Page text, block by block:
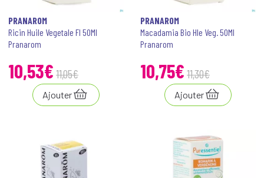
PRANAROM
Ricin Huile Vegetale Fl 50Ml
Pranarom
10,53€ 11,05€
Ajouter
PRANAROM
Macadamia Bio Hle Veg. 50Ml
Pranarom
10,75€ 11,30€
Ajouter